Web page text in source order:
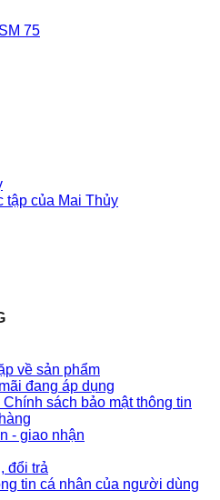
75
tập của Mai Thủy
về sản phẩm
đang áp dụng
sách bảo mật thông tin
- giao nhận
đổi trả
tin cá nhân của người dùng